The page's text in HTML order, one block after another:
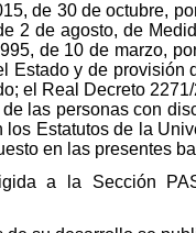
de 30 de octubre,
2 de agosto, de
de 10 de marzo,
Estado y de provisión
el Real Decreto
las personas con
Estatutos de la
en las presentes
a la Sección